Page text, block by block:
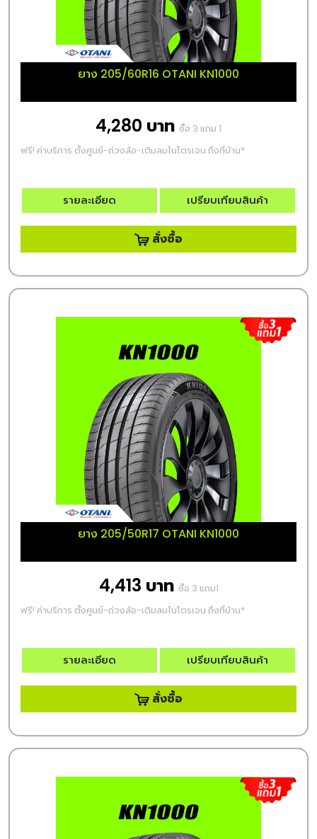
ยาง 205/60R16 OTANI KN1000
4,280 บาท ซื้อ 3 แถม 1
ฟรี! ค่าบริการ ตั้งศูนย์-ถ่วงล้อ-เติมลมไนโตรเจน ถึงที่บ้าน*
รายละเอียด เปรียบเทียบสินค้า
สั่งซื้อ
ยาง 205/50R17 OTANI KN1000
4,413 บาท ซื้อ 3 แถม1
ฟรี! ค่าบริการ ตั้งศูนย์-ถ่วงล้อ-เติมลมไนโตรเจน ถึงที่บ้าน*
รายละเอียด เปรียบเทียบสินค้า
สั่งซื้อ